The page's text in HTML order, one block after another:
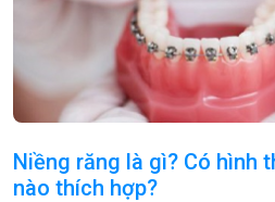
Niềng răng là gì? Có hình
nào thích hợp?